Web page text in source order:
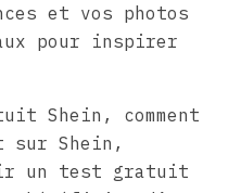
et vos photos
pour inspirer
Shein, comment
Shein,
un test gratuit